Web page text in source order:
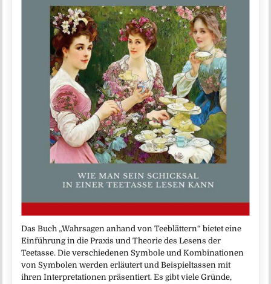
Das Buch „Wahrsagen anhand von Teeblättern“ bietet eine
Einführung in die Praxis und Theorie des Lesens der
Teetasse. Die verschiedenen Symbole und Kombinationen
von Symbolen werden erläutert und Beispieltassen mit
ihren Interpretationen präsentiert. Es gibt viele Gründe,